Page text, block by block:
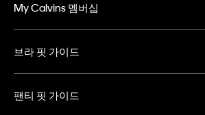
My Calvins 멤버십
브라 핏 가이드
팬티 핏 가이드